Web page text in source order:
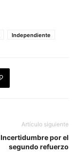
Independiente
Artículo siguiente
Incertidumbre por el
segundo refuerzo